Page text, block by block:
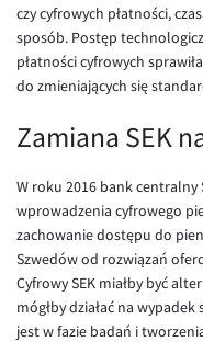
EUR/TRY
EUR/ZAR
GBP/USD
USD/CHF
czy cyfrowych płatności,
sposób. Postęp
płatności cyfrowych
do zmieniających się
Zamiana SEK
W roku 2016 bank centralny
wprowadzenia cyfrowego
zachowanie dostępu do
Szwedów od rozwiązań
Cyfrowy SEK miałby być
mógłby działać na
jest w fazie badań i